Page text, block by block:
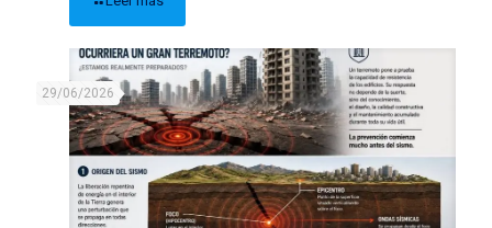
29/06/2026